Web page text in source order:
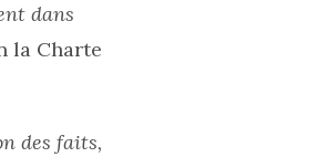
dans
la Charte
des faits,